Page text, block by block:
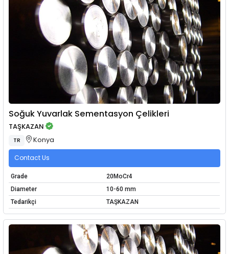
Soğuk Yuvarlak Sementasyon Çelikleri
TAŞKAZAN
TR Konya
Contact Us
Grade
20MoCr4
Diameter
10-60 mm
Tedarikçi
TAŞKAZAN